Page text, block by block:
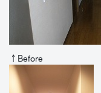
↑Before